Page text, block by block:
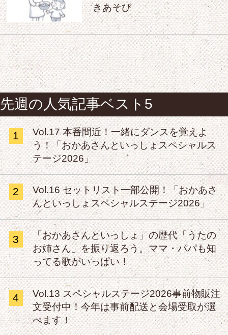
きあそび
先週の人気記事ベスト5
1
Vol.17 本番間近！一緒にダンスを覚えよ
う！「おかあさんといっしょスペシャルス
テージ2026」
2
Vol.16 セットリスト一部公開！「おかあさ
んといっしょスペシャルステージ2026」
3
「おかあさんといっしょ」の歴代「うたの
お姉さん」を振り返ろう。ママ・パパも知
ってる歌がいっぱい！
4
Vol.13 スペシャルステージ2026事前物販注
文受付中！今年は事前配送と会場受取が選
べます！